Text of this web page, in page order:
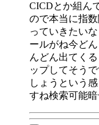
CICDとか組ん
ので本当に指
っていきたい
ールがね今ど
んどん出てく
ップしてそう
しょうという
すね検索可能